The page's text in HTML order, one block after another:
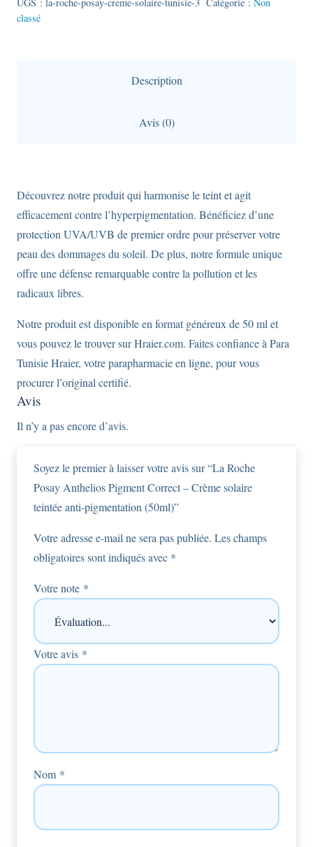
Posay
pigmentation
(50ml)
classé
Description
Avis (0)
Découvrez notre produit qui harmonise le teint et agit
efficacement contre l’hyperpigmentation. Bénéficiez d’une
protection UVA/UVB de premier ordre pour préserver votre
peau des dommages du soleil. De plus, notre formule unique
offre une défense remarquable contre la pollution et les
radicaux libres.
Notre produit est disponible en format généreux de 50 ml et
vous pouvez le trouver sur Hraier.com. Faites confiance à Para
Tunisie Hraier, votre parapharmacie en ligne, pour vous
procurer l’original certifié.
Avis
Il n’y a pas encore d’avis.
Soyez le premier à laisser votre avis sur “La Roche
Posay Anthelios Pigment Correct – Crème solaire
teintée anti-pigmentation (50ml)”
Votre adresse e-mail ne sera pas publiée. Les champs
obligatoires sont indiqués avec *
Votre note *
Votre avis *
Nom *